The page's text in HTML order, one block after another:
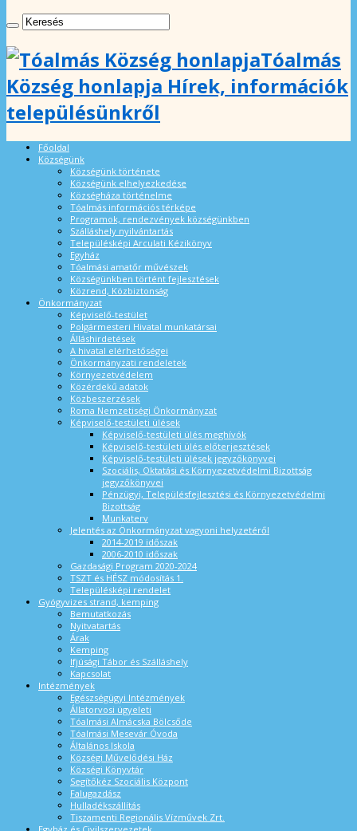
Tóalmás
Község honlapja Hírek, információk
településünkről
Főoldal
Községünk
Községünk története
Községünk elhelyezkedése
Községháza történelme
Tóalmás információs térképe
Programok, rendezvények községünkben
Szálláshely nyilvántartás
Településképi Arculati Kézikönyv
Egyház
Tóalmási amatőr művészek
Községünkben történt fejlesztések
Közrend, Közbiztonság
Önkormányzat
Képviselő-testület
Polgármesteri Hivatal munkatársai
Álláshirdetések
A hivatal elérhetőségei
Önkormányzati rendeletek
Környezetvédelem
Közérdekű adatok
Közbeszerzések
Roma Nemzetiségi Önkormányzat
Képviselő-testületi ülések
Képviselő-testületi ülés meghívók
Képviselő-testületi ülés előterjesztések
Képviselő-testületi ülések jegyzőkönyvei
Szociális, Oktatási és Környezetvédelmi Bizottság
jegyzőkönyvei
Pénzügyi, Településfejlesztési és Környezetvédelmi
Bizottság
Munkaterv
Jelentés az Önkormányzat vagyoni helyzetéről
2014-2019 időszak
2006-2010 időszak
Gazdasági Program 2020-2024
TSZT és HÉSZ módosítás 1.
Településképi rendelet
Gyógyvizes strand, kemping
Bemutatkozás
Nyitvatartás
Árak
Kemping
Ifjúsági Tábor és Szálláshely
Kapcsolat
Intézmények
Egészségügyi Intézmények
Állatorvosi ügyeleti
Tóalmási Almácska Bölcsőde
Tóalmási Mesevár Óvoda
Általános Iskola
Községi Művelődési Ház
Községi Könyvtár
Segítőkéz Szociális Központ
Falugazdász
Hulladékszállítás
Tiszamenti Regionális Vízművek Zrt.